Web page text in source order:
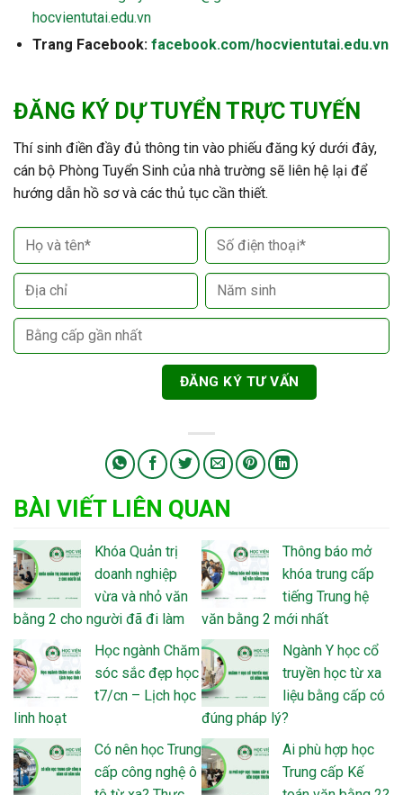
hocvientutai.edu.vn
Trang Facebook: facebook.com/hocvientutai.edu.vn
ĐĂNG KÝ DỰ TUYỂN TRỰC TUYẾN
Thí sinh điền đầy đủ thông tin vào phiếu đăng ký dưới đây,
cán bộ Phòng Tuyển Sinh của nhà trường sẽ liên hệ lại để
hướng dẫn hồ sơ và các thủ tục cần thiết.
BÀI VIẾT LIÊN QUAN
Khóa Quản trị
doanh nghiệp
vừa và nhỏ văn
bằng 2 cho người đã đi làm
Thông báo mở
khóa trung cấp
tiếng Trung hệ
văn bằng 2 mới nhất
Học ngành Chăm
sóc sắc đẹp học
t7/cn – Lịch học
linh hoạt
Ngành Y học cổ
truyền học từ xa
liệu bằng cấp có
đúng pháp lý?
Có nên học Trung
cấp công nghệ ô
Ai phù hợp học
Trung cấp Kế